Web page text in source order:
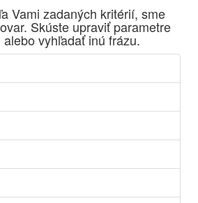
a výberové vína. Ako prví sme
sólo spracované vína z tokajských
a Muškát žltý reduktívnou
najmodernejšími
riadenej fermentácie.
Vami zadaných kritérií, sme
Skúste upraviť parametre
vyhľadať inú frázu.